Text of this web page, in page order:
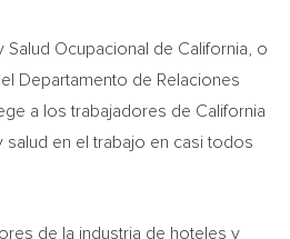
Salud Ocupacional de California , o
Departamento de Relaciones
a los trabajadores de California
en el trabajo en casi todos
de la industria de hoteles y